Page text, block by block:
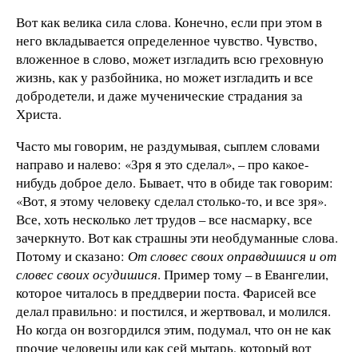
Вот как велика сила слова. Конечно, если при этом в
него вкладывается определенное чувство. Чувство,
вложенное в слово, может изгладить всю греховную
жизнь, как у разбойника, но может изгладить и все
добродетели, и даже мученические страдания за
Христа.
Часто мы говорим, не раздумывая, сыплем словами
направо и налево: «Зря я это сделал», – про какое-
нибудь доброе дело. Бывает, что в обиде так говорим:
«Вот, я этому человеку сделал столько-то, и все зря».
Все, хоть несколько лет трудов – все насмарку, все
зачеркнуто. Вот как страшны эти необдуманные слова.
Потому и сказано: От словес своих оправдишися и от
словес своих осудишися. Пример тому – в Евангелии,
которое читалось в преддверии поста. Фарисей все
делал правильно: и постился, и жертвовал, и молился.
Но когда он возгордился этим, подумал, что он не как
прочие человецы или как сей мытарь, который вот